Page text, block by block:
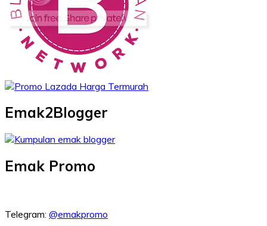
Emak2Blogger
Emak Promo
Telegram: @emakpromo